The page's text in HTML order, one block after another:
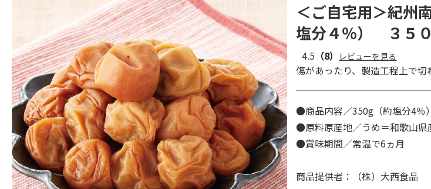
＜ご自宅用＞紀州
塩分４％） ３５
4.5 （8） レビューを見る
傷があったり、製造工程上で切
●商品内容／350g（約塩分4
●原料原産地／うめ＝和歌山県
●賞味期間／常温で6ヵ月
商品提供者：（株）大西食品